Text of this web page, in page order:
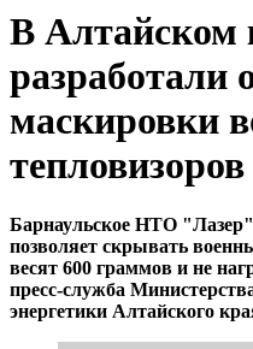
В Алтайском
разработали
маскировки
тепловизоров
Барнаульское НТО "Лазер"
позволяет скрывать
весят 600 граммов и не
пресс-служба
энергетики Алтайского